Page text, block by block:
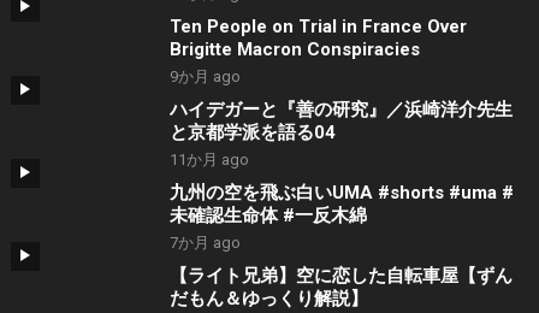
Ten People on Trial in France Over
Brigitte Macron Conspiracies
9か月 ago
ハイデガーと『善の研究』／浜崎洋介先生
と京都学派を語る04
11か月 ago
九州の空を飛ぶ白いUMA #shorts #uma #
未確認生命体 #一反木綿
7か月 ago
【ライト兄弟】空に恋した自転車屋【ずん
だもん＆ゆっくり解説】